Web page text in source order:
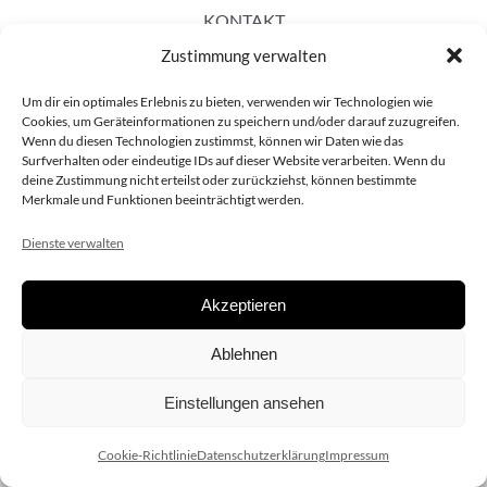
Zustimmung verwalten
Um dir ein optimales Erlebnis zu bieten, verwenden wir Technologien wie
Cookies, um Geräteinformationen zu speichern und/oder darauf zuzugreifen.
Wenn du diesen Technologien zustimmst, können wir Daten wie das
Surfverhalten oder eindeutige IDs auf dieser Website verarbeiten. Wenn du
deine Zustimmung nicht erteilst oder zurückziehst, können bestimmte
Merkmale und Funktionen beeinträchtigt werden.
Dienste verwalten
Akzeptieren
Ablehnen
Einstellungen ansehen
Cookie-RichtlinieDatenschutzerklärungImpressum
KONTAKT
Copyright 2020 dieSCHAUsteller.at |Datenschützerklärung|
| Design:www.ARGEntur.at